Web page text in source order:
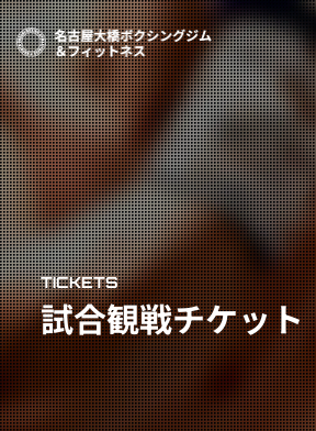
TOP
新着情報
ご予約
プライベートコース
レンタルスタジオ予
名古屋大橋ボクシングジム
大橋弘政プロフィー
スタッフ紹介
料金案内
設備紹介
アクセス
営業時間
トレーナー募集
スポンサー募集
大会チケット購入
TICKETS
試合観戦チケット